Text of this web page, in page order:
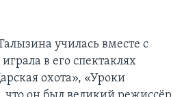
училась вместе с
в его спектаклях
охота», «Уроки